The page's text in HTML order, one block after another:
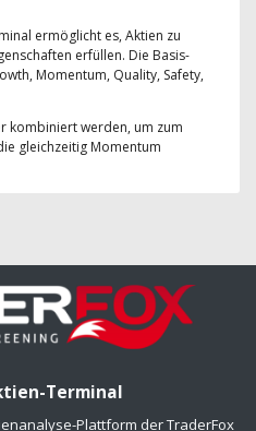
ermöglicht es, Aktien zu
erfüllen. Die Basis-
Momentum, Quality, Safety,
kombiniert werden, um zum
gleichzeitig Momentum
Terminal
Plattform der TraderFox